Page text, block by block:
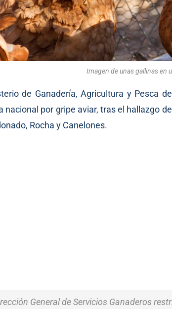
Imagen de unas gallinas en
de Ganadería, Agricultura y Pesca
nacional por gripe aviar, tras el hallazgo
Rocha y Canelones.
General de Servicios Ganaderos